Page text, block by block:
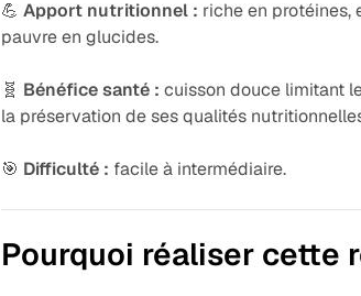
💪Apport nutritionnel : riche en protéines,
pauvre en glucides.
🧬 Bénéfice santé : cuisson douce limitant
la préservation de ses qualités
🎯 Difficulté : facile à intermédiaire.
Pourquoi réaliser cette